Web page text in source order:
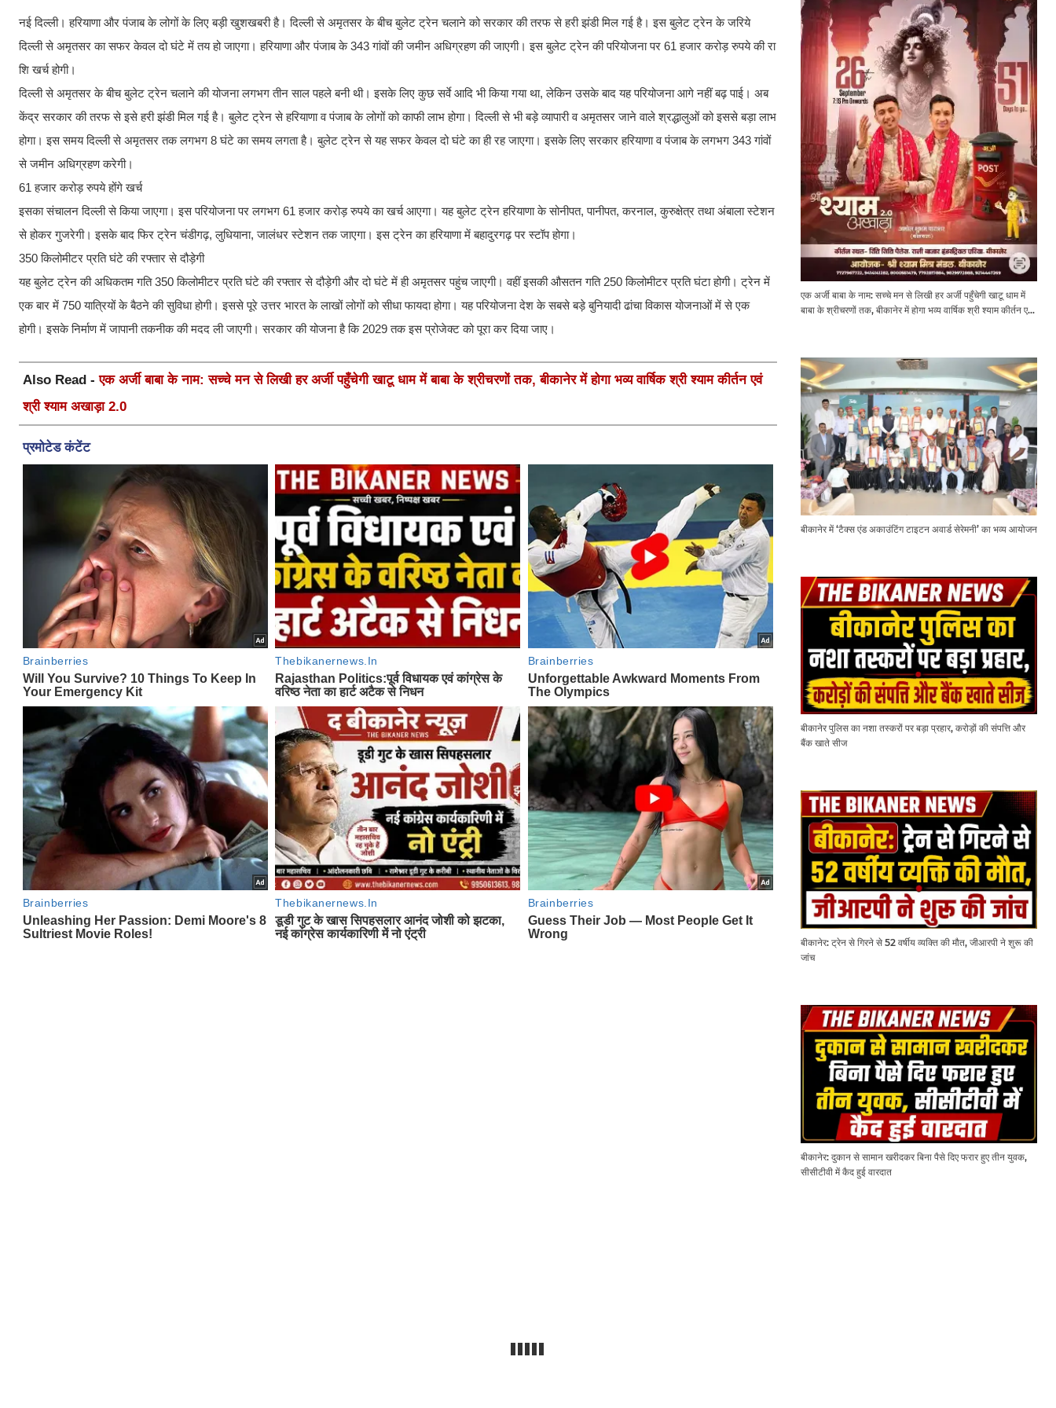
नई दिल्ली। हरियाणा और पंजाब के लोगों के लिए बड़ी खुशखबरी है। दिल्ली से अमृतसर के बीच बुलेट ट्रेन चलाने को सरकार की तरफ से हरी झंडी मिल गई है। इस बुलेट ट्रेन के जरिये
दिल्ली से अमृतसर का सफर केवल दो घंटे में तय हो जाएगा। हरियाणा और पंजाब के 343 गांवों की जमीन ​अ​धिग्रहण की जाएगी। इस बुलेट ट्रेन की परियोजना पर 61 हजार करोड़ रुपये की रा​
शि खर्च होगी।
दिल्ली से अमृतसर के बीच बुलेट ट्रेन चलाने की योजना लगभग तीन साल पहले बनी थी। इसके लिए कुछ सर्वे आदि भी किया गया था, लेकिन उसके बाद यह परियोजना आगे नहीं बढ़ पाई। अब
केंद्र सरकार की तरफ से इसे हरी झंडी मिल गई है। बुलेट ट्रेन से हरियाणा व पंजाब के लोगों को काफी लाभ होगा। दिल्ली से भी बड़े व्यापारी व अमृतसर जाने वाले श्रद्धालुओं को इससे बड़ा लाभ
होगा। इस समय दिल्ली से अमृतसर तक लगभग 8 घंटे का समय लगता है। बुलेट ट्रेन से यह सफर केवल दो घंटे का ही रह जाएगा। इसके लिए सरकार हरियाणा व पंजाब के लगभग 343 गांवों
से जमीन अ​धिग्रहण करेगी।
61 हजार करोड़ रुपये होंगे खर्च
इसका संचालन दिल्ली से किया जाएगा। इस परियोजना पर लगभग 61 हजार करोड़ रुपये का खर्च आएगा। यह बुलेट ट्रेन हरियाणा के सोनीपत, पानीपत, करनाल, कुरुक्षेत्र तथा अंबाला स्टेशन
से होकर गुजरेगी। इसके बाद फिर ट्रेन चंडीगढ़, लुधियाना, जालंधर स्टेशन तक जाएगा। इस ट्रेन का हरियाणा में बहादुरगढ़ पर स्टॉप होगा।
350 किलोमीटर प्रति घंटे की रफ्तार से दौड़ेगी
यह बुलेट ट्रेन की अ​धिकतम गति 350 किलोमीटर प्रति घंटे की रफ्तार से दौड़ेगी और दो घंटे में ही अमृतसर पहुंच जाएगी। वहीं इसकी औसतन गति 250 किलोमीटर प्रति घंटा होगी। ट्रेन में
एक बार में 750 यात्रियों के बैठने की सुविधा होगी। इससे पूरे उत्तर भारत के लाखों लोगों को सीधा फायदा होगा। यह परियोजना देश के सबसे बड़े बुनियादी ढांचा विकास योजनाओं में से एक
होगी। इसके निर्माण में जापानी तकनीक की मदद ली जाएगी। सरकार की योजना है कि 2029 तक इस प्रोजेक्ट को पूरा कर दिया जाए।
Also Read -एक अर्जी बाबा के नाम: सच्चे मन से लिखी हर अर्जी पहुँचेगी खाटू धाम में बाबा के श्रीचरणों तक, बीकानेर में होगा भव्य वार्षिक श्री श्याम कीर्तन एवं
श्री श्याम अखाड़ा 2.0
एक अर्जी बाबा के नाम: सच्चे मन से लिखी हर अर्जी पहुँचेगी खाटू धाम में
बाबा के श्रीचरणों तक, बीकानेर में होगा भव्य वार्षिक श्री श्याम कीर्तन एवं
बीकानेर में ‘टैक्स एंड अकाउंटिंग टाइटन अवार्ड सेरेमनी’ का भव्य आयोजन
बीकानेर पुलिस का नशा तस्करों पर बड़ा प्रहार, करोड़ों की संपत्ति और
बैंक खाते सीज
बीकानेर: ट्रेन से गिरने से 52 वर्षीय व्यक्ति की मौत, जीआरपी ने शुरू की
जांच
बीकानेर: दुकान से सामान खरीदकर बिना पैसे दिए फरार हुए तीन युवक,
सीसीटीवी में कैद हुई वारदात